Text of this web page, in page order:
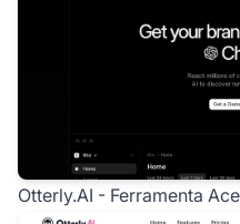
Otterly.AI - Ferramenta